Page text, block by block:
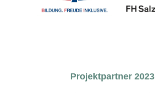
Projektpartner 2023